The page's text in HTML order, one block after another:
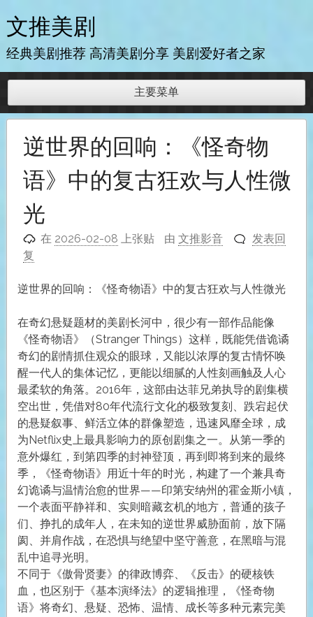
至
内
文推美剧
经典美剧推荐 高清美剧分享 美剧爱好者之家
主要菜单
逆世界的回响：《怪奇物
语》中的复古狂欢与人性微
光
在 2026-02-08 上张贴 由文推影音
发表回
复
逆世界的回响：《怪奇物语》中的复古狂欢与人性微光
在奇幻悬疑题材的美剧长河中，很少有一部作品能像
《怪奇物语》（Stranger Things）这样，既能凭借诡谲
奇幻的剧情抓住观众的眼球，又能以浓厚的复古情怀唤
醒一代人的集体记忆，更能以细腻的人性刻画触及人心
最柔软的角落。2016年，这部由达菲兄弟执导的剧集横
空出世，凭借对80年代流行文化的极致复刻、跌宕起伏
的悬疑叙事、鲜活立体的群像塑造，迅速风靡全球，成
为Netflix史上最具影响力的原创剧集之一。从第一季的
意外爆红，到第四季的封神登顶，再到即将到来的最终
季，《怪奇物语》用近十年的时光，构建了一个兼具奇
幻诡谲与温情治愈的世界——印第安纳州的霍金斯小镇，
一个表面平静祥和、实则暗藏玄机的地方，普通的孩子
们、挣扎的成年人，在未知的逆世界威胁面前，放下隔
阂、并肩作战，在恐惧与绝望中坚守善意，在黑暗与混
乱中追寻光明。
不同于《傲骨贤妻》的律政博弈、《反击》的硬核铁
血，也区别于《基本演绎法》的逻辑推理，《怪奇物
语》将奇幻、悬疑、恐怖、温情、成长等多种元素完美